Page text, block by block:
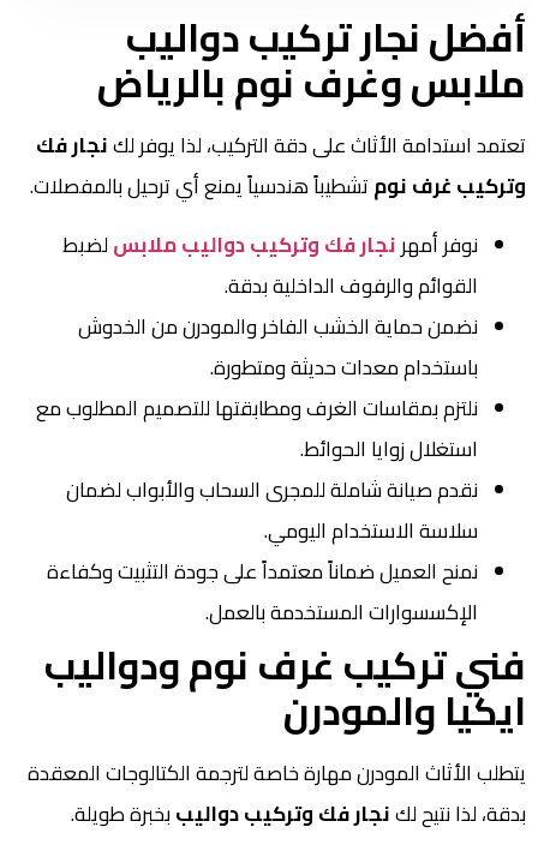
أفضل نجار تركيب دواليب
ملابس وغرف نوم بالرياض
تعتمد استدامة الأثاث على دقة التركيب، لذا يوفر لكنجار فك
وتركيب غرف نومتشطيباً هندسياً يمنع أي ترحيل بالمفصلات.
نوفر أمهرنجار فك وتركيب دواليب ملابسلضبط
القوائم والرفوف الداخلية بدقة.
نضمن حماية الخشب الفاخر والمودرن من الخدوش
باستخدام معدات حديثة ومتطورة.
نلتزم بمقاسات الغرف ومطابقتها للتصميم المطلوب مع
استغلال زوايا الحوائط.
نقدم صيانة شاملة للمجرى السحاب والأبواب لضمان
سلاسة الاستخدام اليومي.
نمنح العميل ضماناً معتمداً على جودة التثبيت وكفاءة
الإكسسوارات المستخدمة بالعمل.
فني تركيب غرف نوم ودواليب
ايكيا والمودرن
يتطلب الأثاث المودرن مهارة خاصة لترجمة الكتالوجات المعقدة
بدقة، لذا نتيح لكنجار فك وتركيب دواليببخبرة طويلة.